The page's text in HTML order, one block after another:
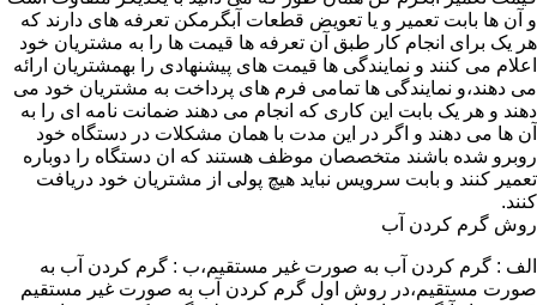
و آن ها بابت تعمیر و یا تعویض قطعات آبگرمکن تعرفه های دارند که
هر یک برای انجام کار طبق آن تعرفه ها قیمت ها را به مشتریان خود
اعلام می کنند و نمایندگی ها قیمت های پیشنهادی را بهمشتریان ارائه
می دهند،و نمایندگی ها تمامی فرم های پرداخت به مشتریان خود می
دهند و هر یک بابت این کاری که انجام می دهند ضمانت نامه ای را به
آن ها می دهند و اگر در این مدت با همان مشکلات در دستگاه خود
روبرو شده باشند متخصصان موظف هستند که ان دستگاه را دوباره
تعمیر کنند و بابت سرویس نباید هیچ پولی از مشتریان خود دریافت
کنند.
روش گرم کردن آب
الف : گرم کردن آب به صورت غیر مستقیم،ب : گرم کردن آب به
صورت مستقیم،در روش اول گرم کردن آب به صورت غیر مستقیم